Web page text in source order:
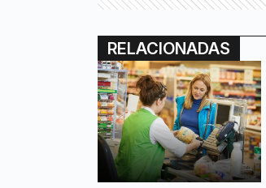
RELACIONADAS